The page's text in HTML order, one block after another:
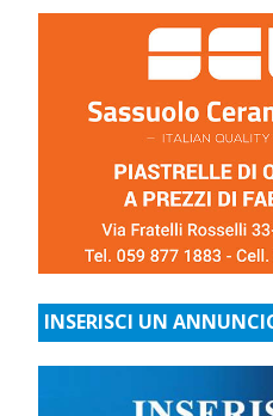
INSERISCI UN